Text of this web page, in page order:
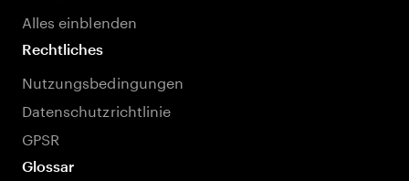
Alles einblenden
Rechtliches
Nutzungsbedingungen
Datenschutzrichtlinie
GPSR
Glossar